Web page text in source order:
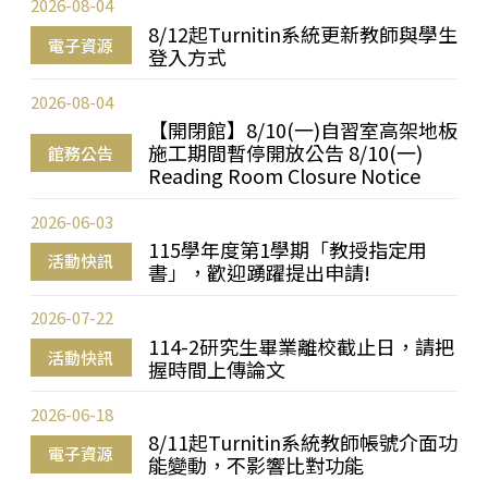
電子資源
8/12起Turnitin系統更新教師與學生
登入方式
2026-08-04
館務公告
【開閉館】8/10(一)自習室高架地板
施工期間暫停開放公告 8/10(一)
Reading Room Closure Notice
2026-08-04
活動快訊
115學年度第1學期「教授指定用
書」，歡迎踴躍提出申請!
2026-06-03
活動快訊
114-2研究生畢業離校截止日，請把
握時間上傳論文
2026-07-22
電子資源
8/11起Turnitin系統教師帳號介面功
能變動，不影響比對功能
2026-06-18